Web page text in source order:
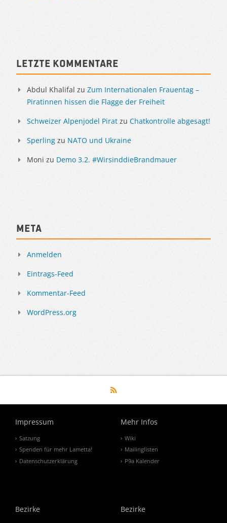
Letzte Kommentare
Abdul Khalifal zu Zum Internationalen Frauentag –
Piratinnen hissen die Flagge der Freiheit
Schweizer Alpenjodel Pirat zu Chatkontrolle abgesagt!
Sperling zu NATO und Ukraine
Moni zu Demo 3.2. #WirsinddieBrandmauer
Meta
Anmelden
Eintrags-Feed
Kommentar-Feed
WordPress.org
Impressum
Satzung
Spenden für mehr Lametta!
Datenschutzerklärung
Mehr Infos
Wiki
Mailinglisten
P9a Kalender
Bezirke Bezirke